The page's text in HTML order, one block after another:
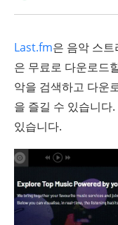
Last.fm은 음악 스
은 무료로 다운로드
악을 검색하고 다운
을 즐길 수 있습니
있습니다.